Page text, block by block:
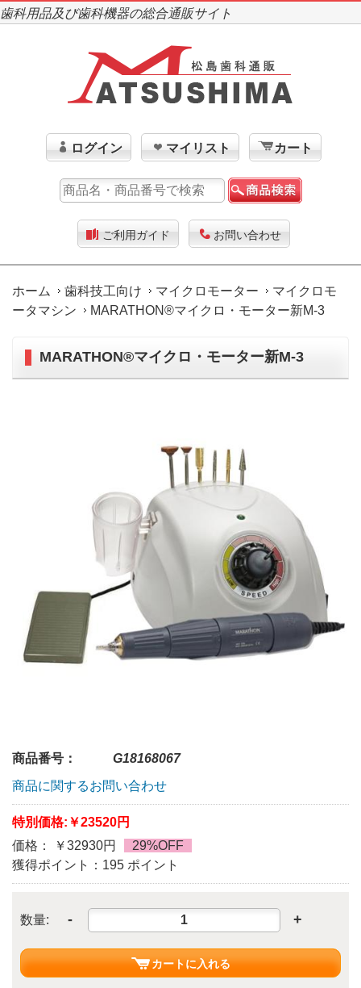
歯科用品及び歯科機器の総合通販サイト
ログイン マイリスト カート
ご利用ガイド お問い合わせ
ホーム 歯科技工向け マイクロモーター
マイクロモ
ータマシン
MARATHON®マイクロ・モーター新M-3
MARATHON®マイクロ・モーター新M-3
商品番号：
G18168067
商品に関するお問い合わせ
特別価格: ￥23520円
価格： ￥32930円
29%OFF
獲得ポイント：195 ポイント
数量: - +
カートに入れる